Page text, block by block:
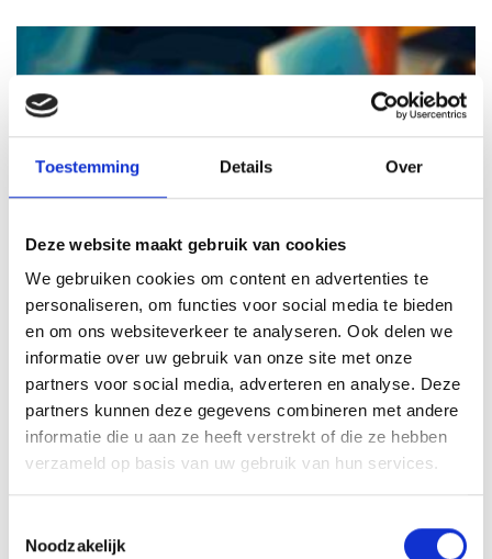
Toestemming Details Over
Deze website maakt gebruik van cookies
We gebruiken cookies om content en advertenties te
personaliseren, om functies voor social media te bieden
en om ons websiteverkeer te analyseren. Ook delen we
informatie over uw gebruik van onze site met onze
partners voor social media, adverteren en analyse. Deze
partners kunnen deze gegevens combineren met andere
informatie die u aan ze heeft verstrekt of die ze hebben
verzameld op basis van uw gebruik van hun services.
Noodzakelijk
Online CSI Moord in het café
Wie heeft de moord gepleegd op kroegeigenaar Kees
Kil? Los deze zaak op!
Vanaf8 pers Duur1 uur
10,00p.p.